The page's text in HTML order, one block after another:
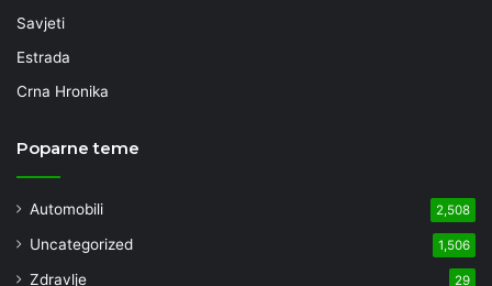
Savjeti
Estrada
Crna Hronika
Poparne teme
Automobili 2,508
Uncategorized 1,506
Zdravlje 29